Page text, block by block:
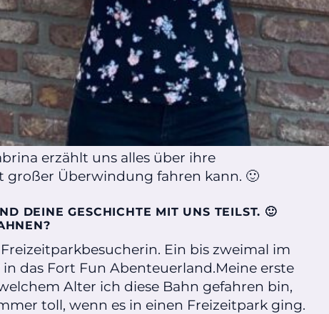
erzählt uns alles über ihre
Überwindung fahren kann. 🙂
DEINE GESCHICHTE MIT UNS TEILST. 🙂
Ein bis zweimal im
das Fort Fun Abenteuerland.Meine erste
Alter ich diese Bahn gefahren bin,
toll, wenn es in einen Freizeitpark ging.